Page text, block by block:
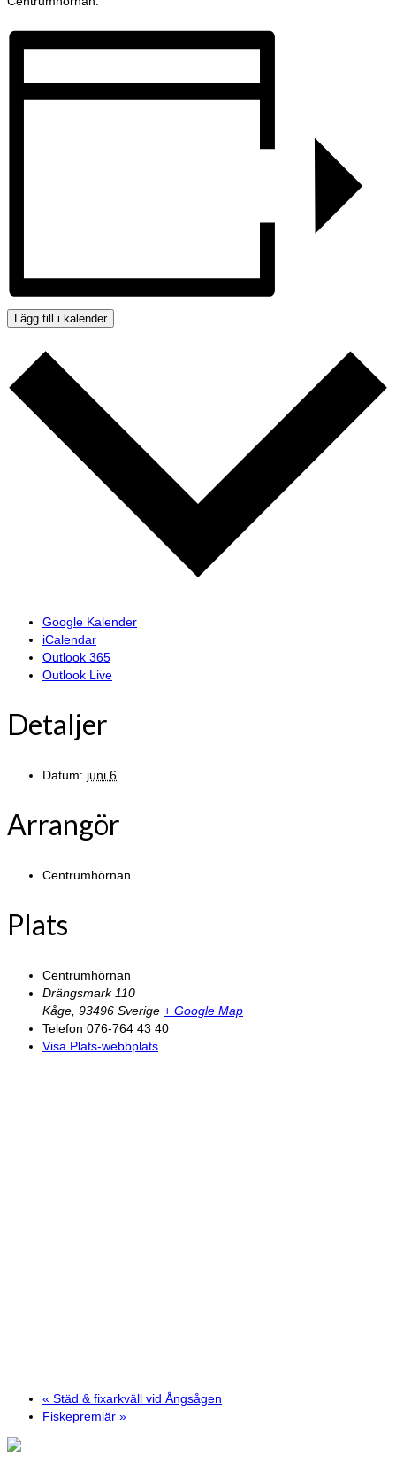
Lägg till i kalender
Google Kalender
iCalendar
Outlook 365
Outlook Live
Detaljer
Datum: juni 6
Arrangör
Centrumhörnan
Plats
Centrumhörnan
Drängsmark 110
Kåge 93496 Sverige + Google Map
Telefon 076-764 43 40
Visa Plats-webbplats
« Städ & fixarkväll vid Ångsågen
Fiskepremiär »